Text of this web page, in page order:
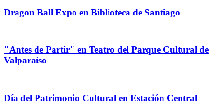
Dragon Ball Expo en Biblioteca de Santiago
"Antes de Partir" en Teatro del Parque Cultural de
Valparaíso
Día del Patrimonio Cultural en Estación Central